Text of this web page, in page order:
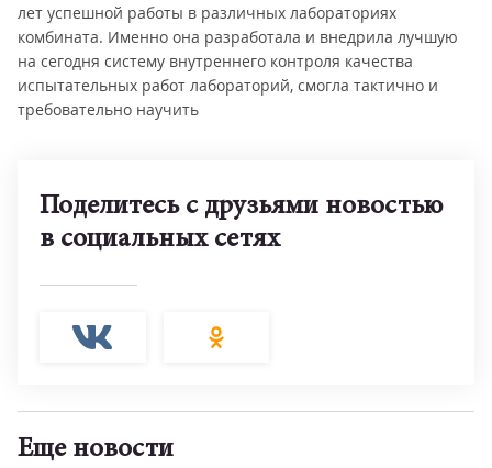
лет успешной работы в различных лабораториях
комбината. Именно она разработала и внедрила лучшую
на сегодня систему внутреннего контроля качества
испытательных работ лабораторий, смогла тактично и
требовательно научить
Поделитесь с друзьями новостью
в социальных сетях
Еще новости